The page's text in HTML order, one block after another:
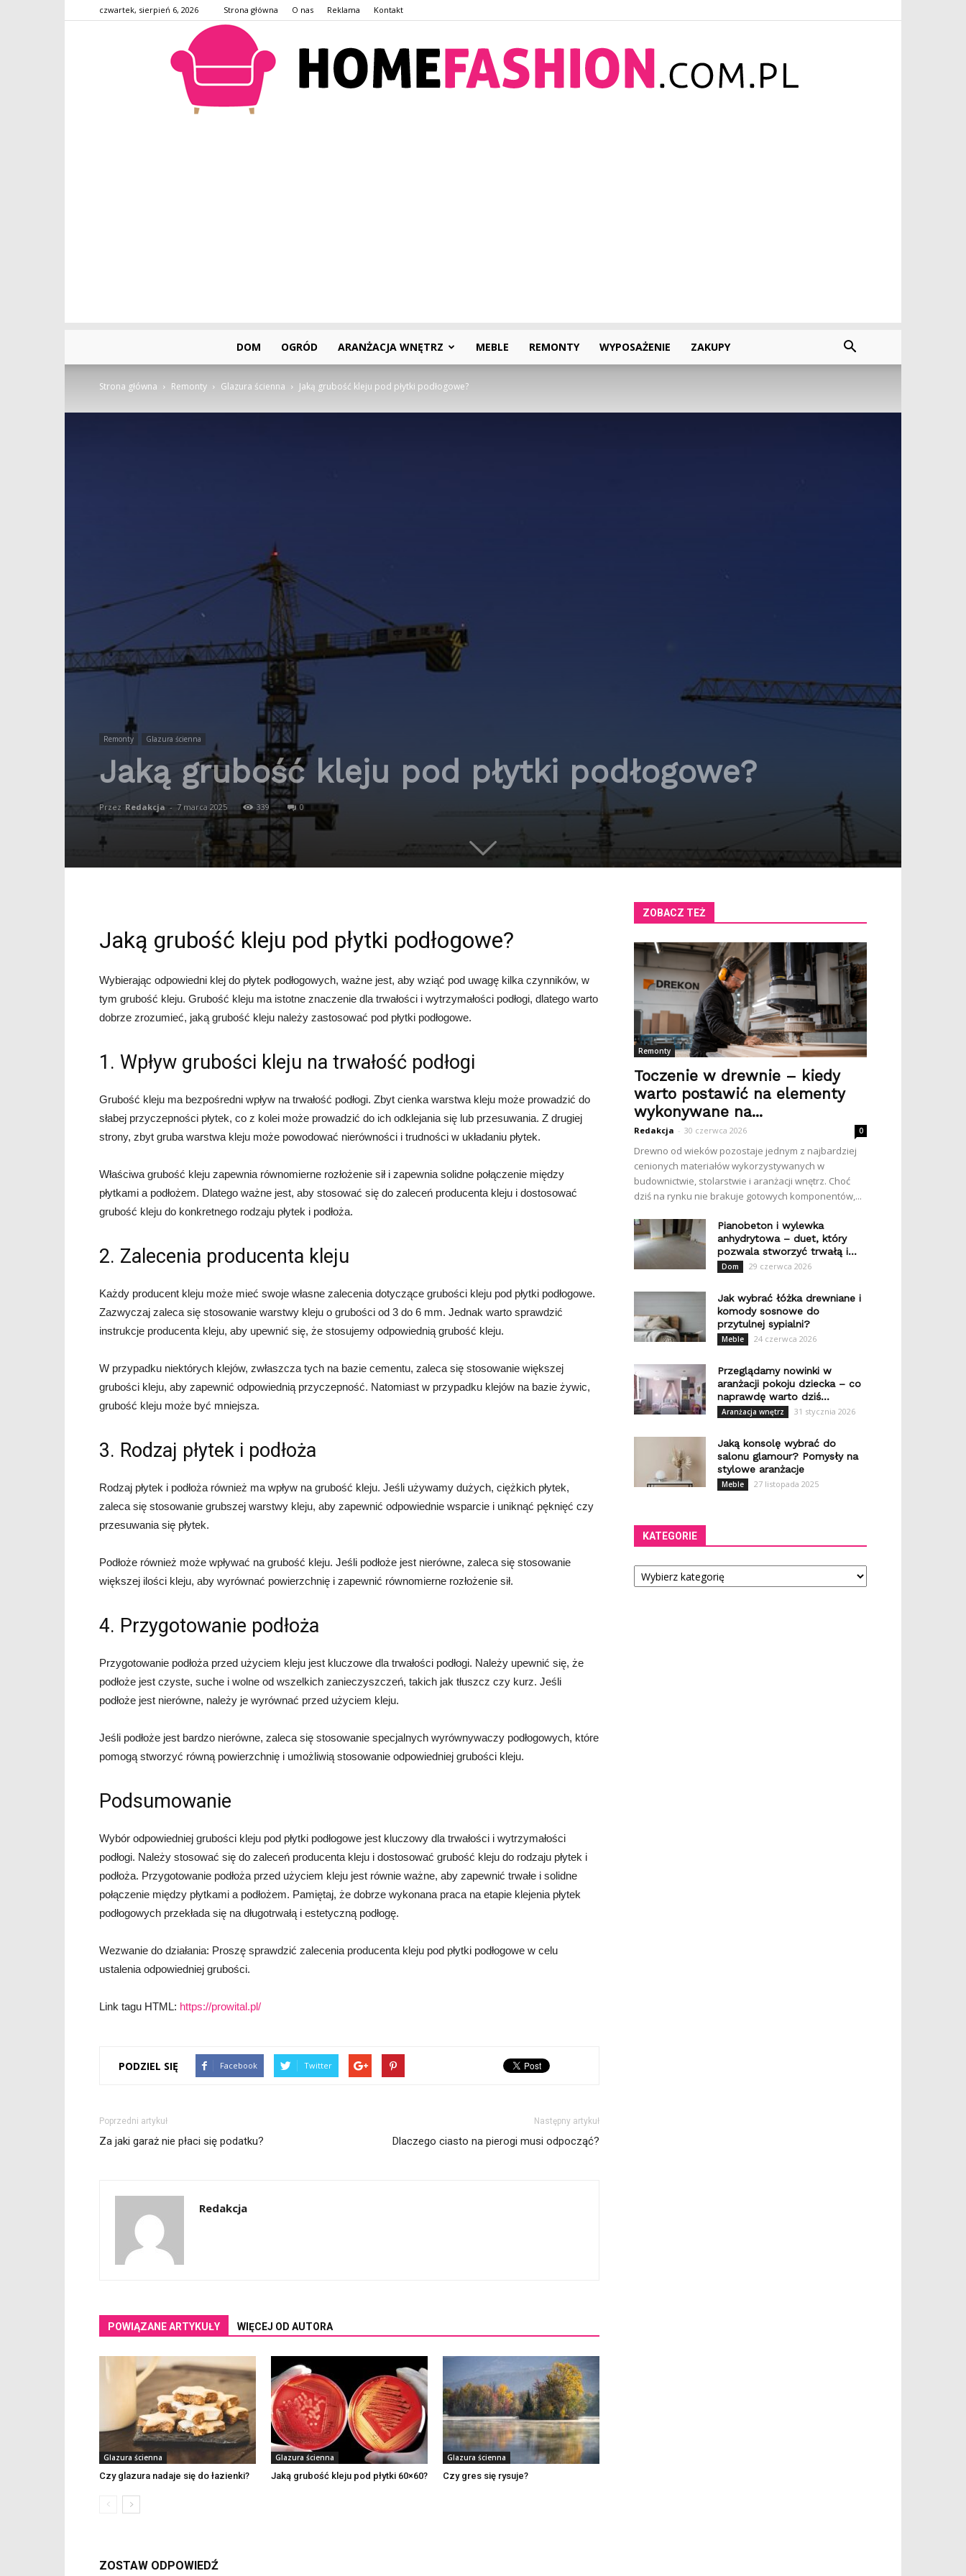
czwartek, sierpień 6, 2026 Strona główna O nas Reklama Kontakt
DOM OGRÓD ARANŻACJA WNĘTRZ MEBLE REMONTY WYPOSAŻENIE ZAKUPY
Strona główna Remonty Glazura ścienna Jaką grubość kleju pod płytki podłogowe?
Remonty Glazura ścienna
Jaką grubość kleju pod płytki podłogowe?
Przez Redakcja - 7 marca 2025 339 0
Jaką grubość kleju pod płytki podłogowe?
Wybierając odpowiedni klej do płytek podłogowych, ważne jest, aby wziąć pod uwagę kilka czynników, w
tym grubość kleju. Grubość kleju ma istotne znaczenie dla trwałości i wytrzymałości podłogi, dlatego warto
dobrze zrozumieć, jaką grubość kleju należy zastosować pod płytki podłogowe.
1. Wpływ grubości kleju na trwałość podłogi
Grubość kleju ma bezpośredni wpływ na trwałość podłogi. Zbyt cienka warstwa kleju może prowadzić do
słabej przyczepności płytek, co z kolei może prowadzić do ich odklejania się lub przesuwania. Z drugiej
strony, zbyt gruba warstwa kleju może powodować nierówności i trudności w układaniu płytek.
Właściwa grubość kleju zapewnia równomierne rozłożenie sił i zapewnia solidne połączenie między
płytkami a podłożem. Dlatego ważne jest, aby stosować się do zaleceń producenta kleju i dostosować
grubość kleju do konkretnego rodzaju płytek i podłoża.
2. Zalecenia producenta kleju
Każdy producent kleju może mieć swoje własne zalecenia dotyczące grubości kleju pod płytki podłogowe.
Zazwyczaj zaleca się stosowanie warstwy kleju o grubości od 3 do 6 mm. Jednak warto sprawdzić
instrukcje producenta kleju, aby upewnić się, że stosujemy odpowiednią grubość kleju.
W przypadku niektórych klejów, zwłaszcza tych na bazie cementu, zaleca się stosowanie większej
grubości kleju, aby zapewnić odpowiednią przyczepność. Natomiast w przypadku klejów na bazie żywic,
grubość kleju może być mniejsza.
3. Rodzaj płytek i podłoża
Rodzaj płytek i podłoża również ma wpływ na grubość kleju. Jeśli używamy dużych, ciężkich płytek,
zaleca się stosowanie grubszej warstwy kleju, aby zapewnić odpowiednie wsparcie i uniknąć pęknięć czy
przesuwania się płytek.
Podłoże również może wpływać na grubość kleju. Jeśli podłoże jest nierówne, zaleca się stosowanie
większej ilości kleju, aby wyrównać powierzchnię i zapewnić równomierne rozłożenie sił.
4. Przygotowanie podłoża
Przygotowanie podłoża przed użyciem kleju jest kluczowe dla trwałości podłogi. Należy upewnić się, że
podłoże jest czyste, suche i wolne od wszelkich zanieczyszczeń, takich jak tłuszcz czy kurz. Jeśli
podłoże jest nierówne, należy je wyrównać przed użyciem kleju.
Jeśli podłoże jest bardzo nierówne, zaleca się stosowanie specjalnych wyrównywaczy podłogowych, które
pomogą stworzyć równą powierzchnię i umożliwią stosowanie odpowiedniej grubości kleju.
Podsumowanie
Wybór odpowiedniej grubości kleju pod płytki podłogowe jest kluczowy dla trwałości i wytrzymałości
podłogi. Należy stosować się do zaleceń producenta kleju i dostosować grubość kleju do rodzaju płytek i
podłoża. Przygotowanie podłoża przed użyciem kleju jest równie ważne, aby zapewnić trwałe i solidne
połączenie między płytkami a podłożem. Pamiętaj, że dobrze wykonana praca na etapie klejenia płytek
podłogowych przekłada się na długotrwałą i estetyczną podłogę.
Wezwanie do działania: Proszę sprawdzić zalecenia producenta kleju pod płytki podłogowe w celu
ustalenia odpowiedniej grubości.
Link tagu HTML: https://prowital.pl/
PODZIEL SIĘ Facebook Twitter
Poprzedni artykuł
Za jaki garaż nie płaci się podatku?
Następny artykuł
Dlaczego ciasto na pierogi musi odpocząć?
Redakcja
POWIĄZANE ARTYKUŁY WIĘCEJ OD AUTORA
Glazura ścienna
Czy glazura nadaje się do łazienki?
Glazura ścienna
Jaką grubość kleju pod płytki 60×60?
Glazura ścienna
Czy gres się rysuje?
ZOSTAW ODPOWIEDŹ
ZOBACZ TEŻ
Remonty
Toczenie w drewnie – kiedy
warto postawić na elementy
wykonywane na...
Redakcja - 30 czerwca 2026 0
Drewno od wieków pozostaje jednym z najbardziej
cenionych materiałów wykorzystywanych w
budownictwie, stolarstwie i aranżacji wnętrz. Choć
dziś na rynku nie brakuje gotowych komponentów,...
Pianobeton i wylewka
anhydrytowa – duet, który
pozwala stworzyć trwałą i...
Dom 29 czerwca 2026
Jak wybrać łóżka drewniane i
komody sosnowe do
przytulnej sypialni?
Meble 24 czerwca 2026
Przeglądamy nowinki w
aranżacji pokoju dziecka – co
naprawdę warto dziś...
Aranżacja wnętrz 31 stycznia 2026
Jaką konsolę wybrać do
salonu glamour? Pomysły na
stylowe aranżacje
Meble 27 listopada 2025
KATEGORIE
Kategorie